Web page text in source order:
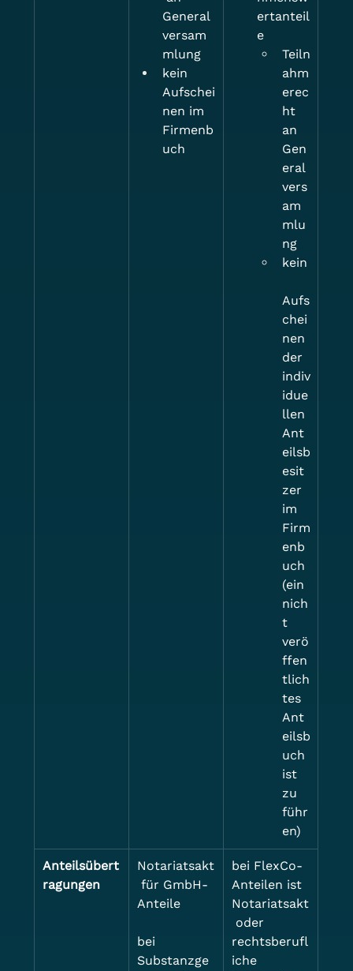
General
versam
mlung
kein
Aufschei
nen im
Firmenb
uch
ertanteil
e
Teiln
ahm
erec
ht
an
Gen
eral
vers
am
mlu
ng
kein
Aufs
chei
nen
der
indiv
idue
llen
Ant
eilsb
esit
zer
im
Firm
enb
uch
(ein
nich
t
verö
ffen
tlich
tes
Ant
eilsb
uch
ist
zu
führ
en)
Anteilsübert
ragungen
Notariatsakt
für GmbH-
Anteile
bei
Substanzge
bei FlexCo-
Anteilen ist
Notariatsakt
oder
rechtsberufl
iche